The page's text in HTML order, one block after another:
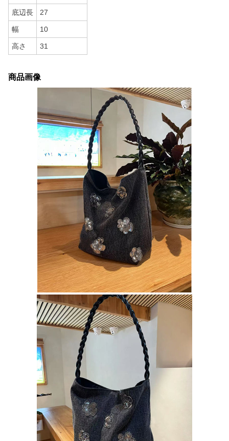
底辺長 27
幅 10
高さ 31
商品画像